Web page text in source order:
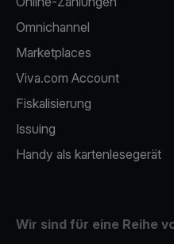
Omnichannel
Marketplaces
Viva.com Account
Fiskalisierung
Issuing
Handy als kartenlesegerät
Wir sind für eine Reihe